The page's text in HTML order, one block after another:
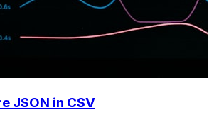
JSON in CSV